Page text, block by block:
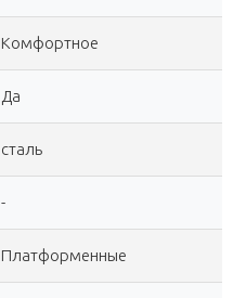
Комфортное
Да
сталь
-
Платформенные